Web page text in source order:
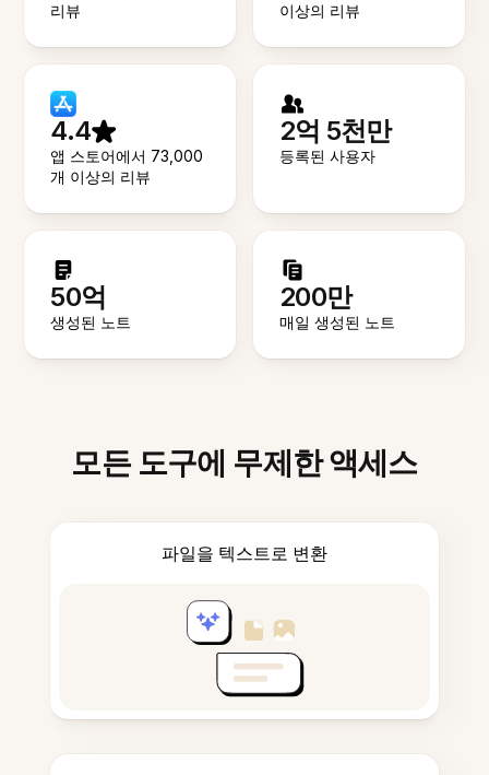
리뷰
이상의 리뷰
4.4
앱 스토어에서 73,000
개 이상의 리뷰
2억 5천만
등록된 사용자
50억
생성된 노트
200만
매일 생성된 노트
모든 도구에 무제한 액세스
파일을 텍스트로 변환